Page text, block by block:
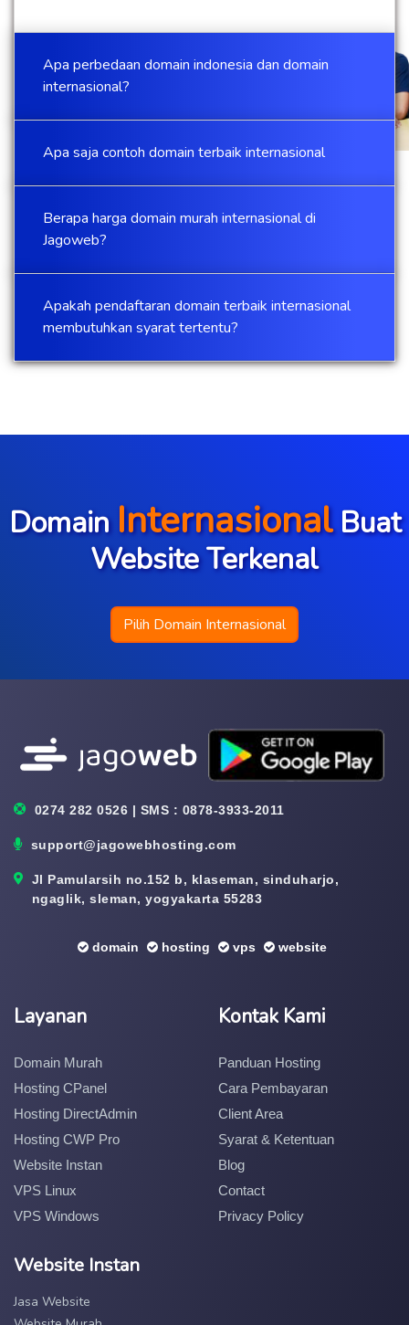
Apa perbedaan domain indonesia dan domain
internasional?
Apa saja contoh domain terbaik internasional
Berapa harga domain murah internasional di
Jagoweb?
Apakah pendaftaran domain terbaik internasional
membutuhkan syarat tertentu?
Domain InternasionalBuat
Website Terkenal
Pilih Domain Internasional
0274 282 0526 | SMS : 0878-3933-2011
support@jagowebhosting.com
Jl Pamularsih no.152 b, klaseman, sinduharjo,
ngaglik, sleman, yogyakarta 55283
domain hosting vps website
Layanan
Domain Murah
Hosting CPanel
Hosting DirectAdmin
Hosting CWP Pro
Website Instan
VPS Linux
VPS Windows
Kontak Kami
Panduan Hosting
Cara Pembayaran
Client Area
Syarat & Ketentuan
Blog
Contact
Privacy Policy
Website Instan
Jasa Website